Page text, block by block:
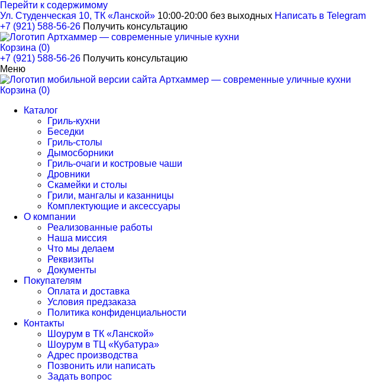
Перейти к содержимому
Ул. Студенческая 10, ТК «Ланской» 10:00-20:00 без выходных Написать в Telegram
+7 (921) 588-56-26 Получить консультацию
Корзина (0)
+7 (921) 588-56-26 Получить консультацию
Меню
Корзина (0)
Каталог
Гриль-кухни
Беседки
Гриль-столы
Дымосборники
Гриль-очаги и костровые чаши
Дровники
Скамейки и столы
Грили, мангалы и казанницы
Комплектующие и аксессуары
О компании
Реализованные работы
Наша миссия
Что мы делаем
Реквизиты
Документы
Покупателям
Оплата и доставка
Условия предзаказа
Политика конфиденциальности
Контакты
Шоурум в ТК «Ланской»
Шоурум в ТЦ «Кубатура»
Адрес производства
Позвонить или написать
Задать вопрос